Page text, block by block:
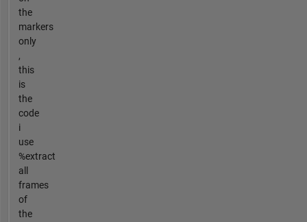
the
markers
only
,
this
is
the
code
i
use
%extract
all
frames
of
the